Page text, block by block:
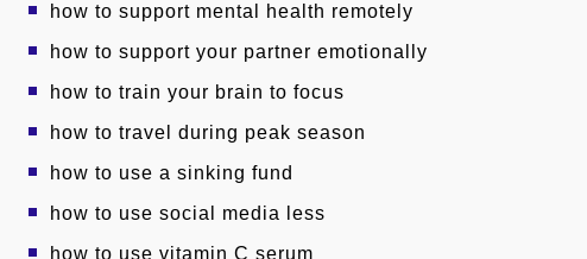
how to support mental health remotely
how to support your partner emotionally
how to train your brain to focus
how to travel during peak season
how to use a sinking fund
how to use social media less
how to use vitamin C serum